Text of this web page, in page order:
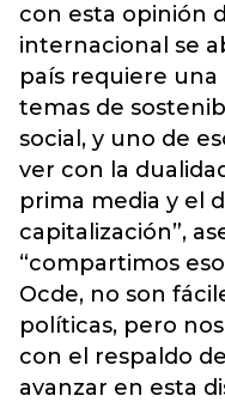
con esta opinión
internacional se
país requiere
temas de
social, y uno de
ver con la
prima media y el
capitalización”,
“compartimos
Ocde, no son
políticas, pero
con el respaldo
avanzar en esta